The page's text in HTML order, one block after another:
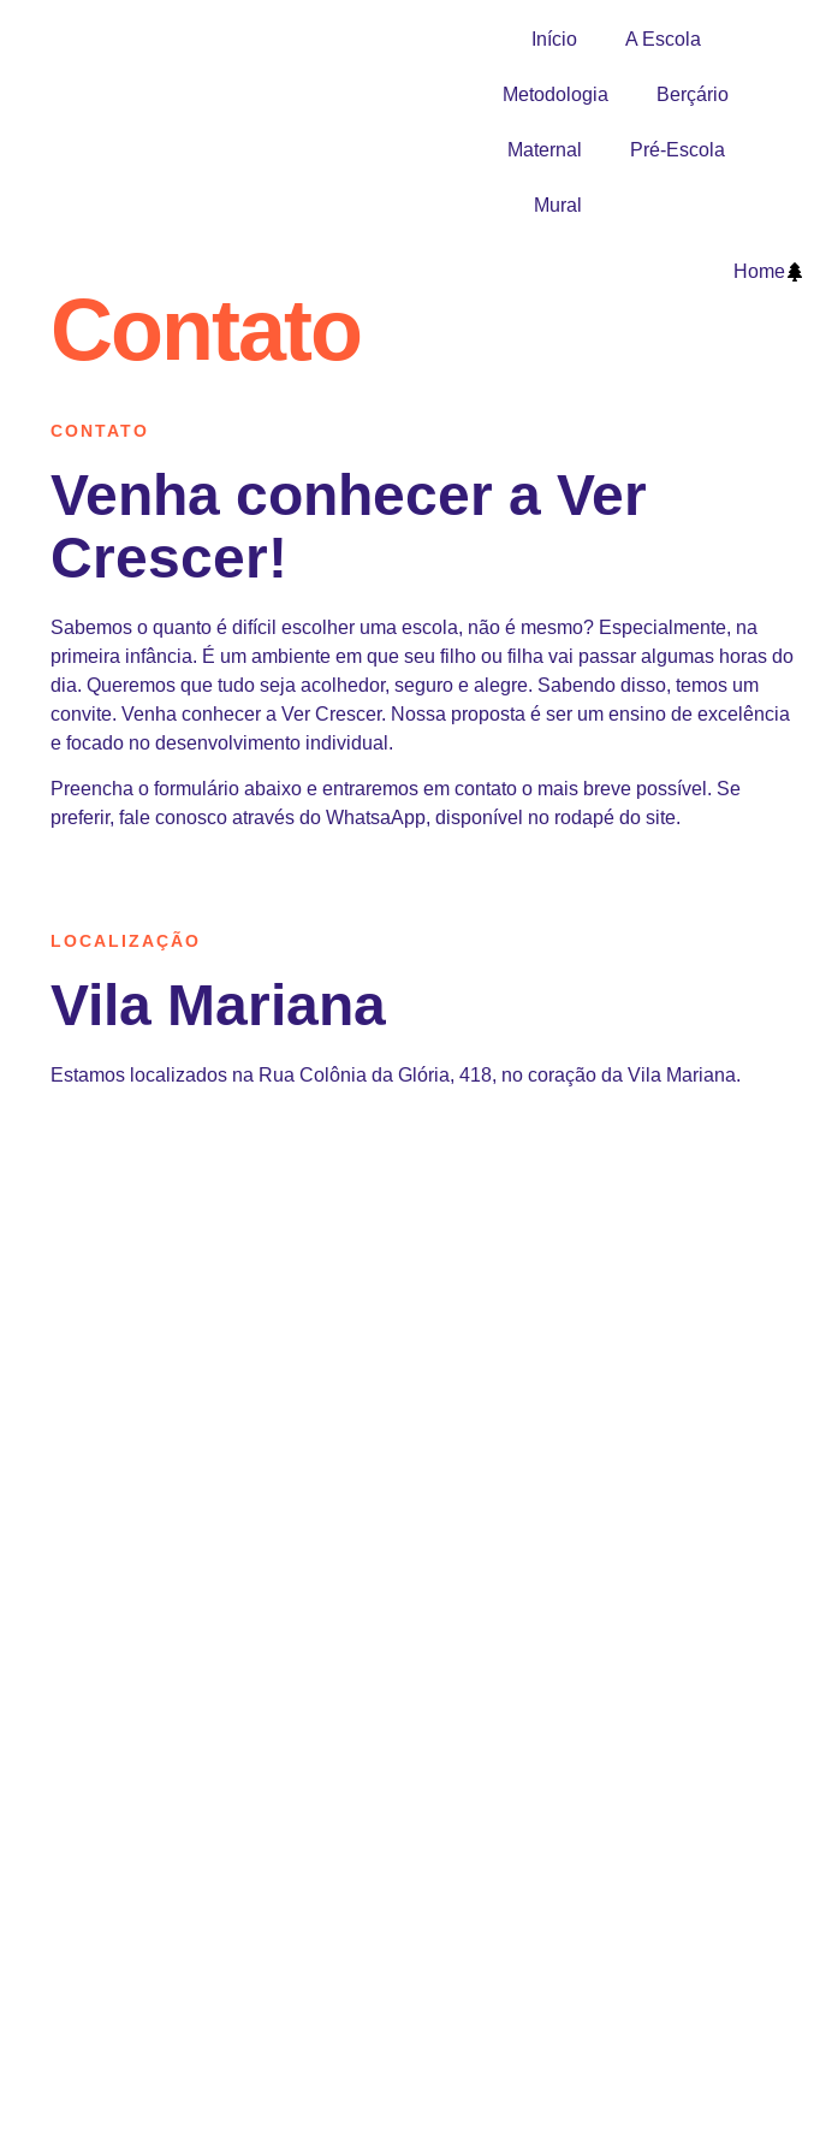
Início A Escola
Metodologia Berçário
Maternal Pré-Escola
Mural
Home
Contato
CONTATO
Venha conhecer a Ver
Crescer!
Sabemos o quanto é difícil escolher uma escola, não é mesmo? Especialmente, na
primeira infância. É um ambiente em que seu filho ou filha vai passar algumas horas do
dia. Queremos que tudo seja acolhedor, seguro e alegre. Sabendo disso, temos um
convite. Venha conhecer a Ver Crescer. Nossa proposta é ser um ensino de excelência
e focado no desenvolvimento individual.
Preencha o formulário abaixo e entraremos em contato o mais breve possível. Se
preferir, fale conosco através do WhatsaApp, disponível no rodapé do site.
LOCALIZAÇÃO
Vila Mariana
Estamos localizados na Rua Colônia da Glória, 418, no coração da Vila Mariana.